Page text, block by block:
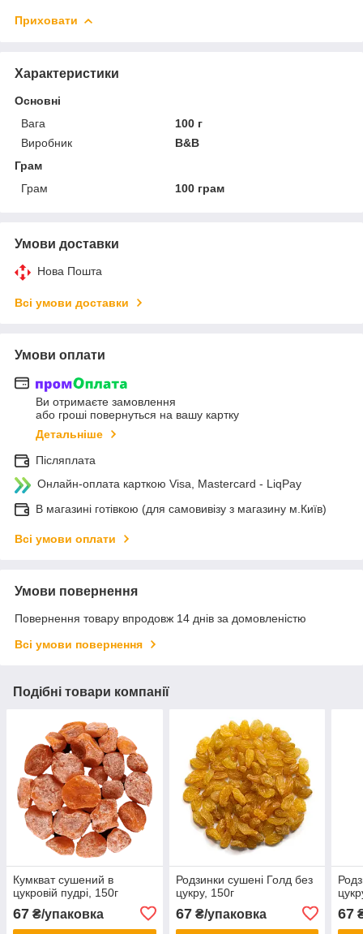
Приховати
Характеристики
Основні
Вага
100 г
Виробник
B&B
Грам
Грам
100 грам
Умови доставки
Нова Пошта
Всі умови доставки
Умови оплати
Ви отримаєте замовлення
або гроші повернуться на вашу картку
Детальніше
Післяплата
Онлайн-оплата карткою Visa, Mastercard - LiqPay
В магазині готівкою (для самовивізу з магазину м.Київ)
Всі умови оплати
Умови повернення
Повернення товару впродовж 14 днів за домовленістю
Всі умови повернення
Подібні товари компанії
Кумкват сушений в
цукровій пудрі, 150г
67 ₴/упаковка
Родзинки сушені Голд без
цукру, 150г
67₴/упаковка 67